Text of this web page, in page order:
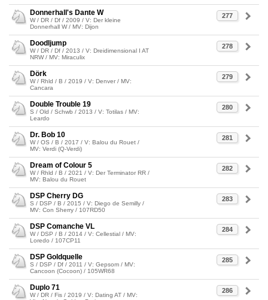
277
Donnerhall's Dante W
W / DR / Df / 2009 / V: Der kleine
Donnerhall W / MV: Dijon
278
Doodljump
W / DR / Df / 2013 / V: Dreidimensional I AT
NRW / MV: Miraculix
279
Dörk
W / Rhld / B / 2019 / V: Denver / MV:
Cancara
280
Double Trouble 19
S / Old / Schwb / 2013 / V: Totilas / MV:
Leardo
281
Dr. Bob 10
W / OS / B / 2017 / V: Balou du Rouet /
MV: Verdi (Q-Verdi)
282
Dream of Colour 5
W / Rhld / B / 2021 / V: Der Terminator RR /
MV: Balou du Rouet
283
DSP Cherry DG
S / DSP / B / 2015 / V: Diego de Semilly /
MV: Con Sherry / 107RD50
284
DSP Comanche VL
W / DSP / B / 2014 / V: Cellestial / MV:
Loredo / 107CP11
285
DSP Goldquelle
S / DSP / Df / 2011 / V: Gepsom / MV:
Cancoon (Cocoon) / 105WR68
286
Duplo 71
W / DR / Fis / 2019 / V: Dating AT / MV: